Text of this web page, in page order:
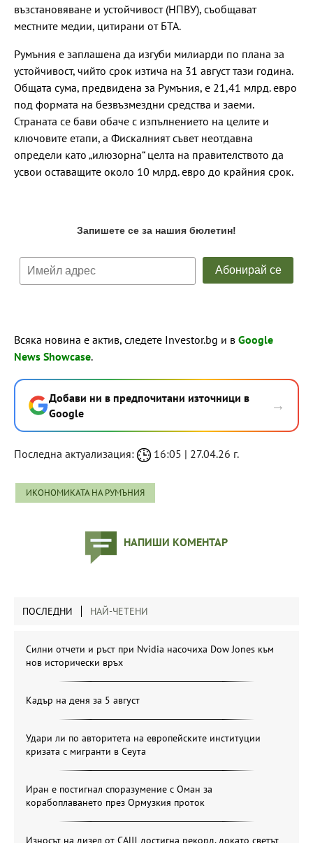
възстановяване и устойчивост (НПВУ), съобщават
местните медии, цитирани от БТА.
Румъния е заплашена да изгуби милиарди по плана за
устойчивост, чийто срок изтича на 31 август тази година.
Общата сума, предвидена за Румъния, е 21,41 млрд. евро
под формата на безвъзмездни средства и заеми.
Страната се бави обаче с изпълнението на целите и
ключовите етапи, а Фискалният съвет неотдавна
определи като „илюзорна“ целта на правителството да
усвои оставащите около 10 млрд. евро до крайния срок.
Всяка новина е актив, следете Investor.bg и в Google
News Showcase.
Добави ни в предпочитани източници в
Google
→
Последна актуализация: 16:05 | 27.04.26 г.
ИКОНОМИКАТА НА РУМЪНИЯ
НАПИШИ КОМЕНТАР
ПОСЛЕДНИ НАЙ-ЧЕТЕНИ
Силни отчети и ръст при Nvidia насочиха Dow Jones към
нов исторически връх
Кадър на деня за 5 август
Удари ли по авторитета на европейските институции
кризата с мигранти в Сеута
Иран е постигнал споразумение с Оман за
корабоплаването през Ормузкия проток
Износът на дизел от САЩ достигна рекорд, докато светът